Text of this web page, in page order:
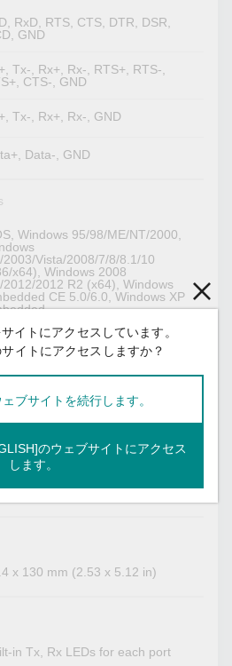
RxD, RTS, CTS, DTR, DSR,
GND
Tx-, Rx+, Rx-, RTS+, RTS-,
CTS-, GND
Tx-, Rx+, Rx-, GND
Data-, GND
Windows 95/98/ME/NT/2000,
2003/Vista/2008/7/8/8.1/10
x64), Windows 2008
2012/2012 R2 (x64), Windows
CE 5.0/6.0, Windows XP
kernel 2.4.x, Linux kernel 2.6.x,
kernel 3.x, Linux kernel 4.x,
6, SCO OpenServer, UnixWare 7,
mA @ 5 VDC
x 130 mm (2.53 x 5.12 in)
in Tx, Rx LEDs for each port
イトにアクセスしています。
イトにアクセスしますか？
ブサイトを続行します。
のウェブサイトにアクセス
します。